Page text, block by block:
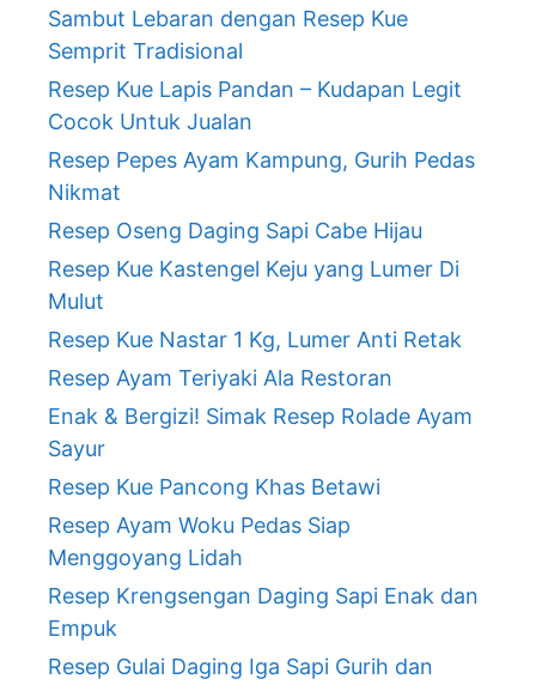
Sambut Lebaran dengan Resep Kue
Semprit Tradisional
Resep Kue Lapis Pandan – Kudapan Legit
Cocok Untuk Jualan
Resep Pepes Ayam Kampung, Gurih Pedas
Nikmat
Resep Oseng Daging Sapi Cabe Hijau
Resep Kue Kastengel Keju yang Lumer Di
Mulut
Resep Kue Nastar 1 Kg, Lumer Anti Retak
Resep Ayam Teriyaki Ala Restoran
Enak & Bergizi! Simak Resep Rolade Ayam
Sayur
Resep Kue Pancong Khas Betawi
Resep Ayam Woku Pedas Siap
Menggoyang Lidah
Resep Krengsengan Daging Sapi Enak dan
Empuk
Resep Gulai Daging Iga Sapi Gurih dan